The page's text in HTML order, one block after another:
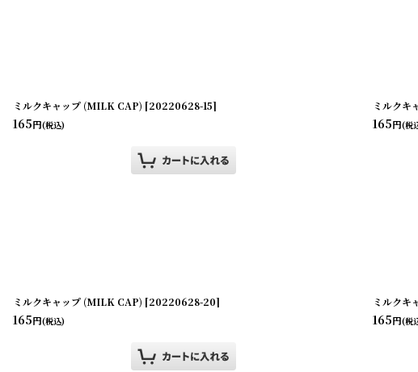
ミルクキャップ (MILK CAP) [20220628-15]
165円(税込)
ミルク
165円(税
ミルクキャップ (MILK CAP) [20220628-20]
165円(税込)
ミルク
165円(税